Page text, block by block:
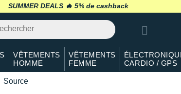
SUMMER DEALS 🔥 retour 30 jours*
VÊTEMENTS
HOMME
VÊTEMENTS
FEMME
CARDIO / GPS
Source